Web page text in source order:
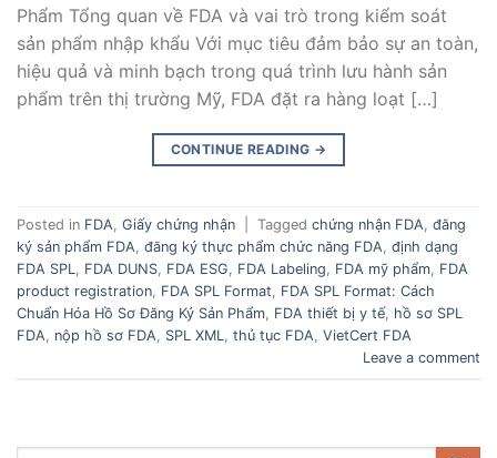
Phẩm Tổng quan về FDA và vai trò trong kiểm soát
sản phẩm nhập khẩu Với mục tiêu đảm bảo sự an toàn,
hiệu quả và minh bạch trong quá trình lưu hành sản
phẩm trên thị trường Mỹ, FDA đặt ra hàng loạt […]
CONTINUE READING →
Posted in FDA, Giấy chứng nhận Tagged chứng nhận FDA, đăng
ký sản phẩm FDA, đăng ký thực phẩm chức năng FDA, định dạng
FDA SPL, FDA DUNS, FDA ESG, FDA Labeling, FDA mỹ phẩm, FDA
product registration, FDA SPL Format, FDA SPL Format: Cách
Chuẩn Hóa Hồ Sơ Đăng Ký Sản Phẩm, FDA thiết bị y tế, hồ sơ SPL
FDA, nộp hồ sơ FDA, SPL XML, thủ tục FDA, VietCert FDA
Leave a comment